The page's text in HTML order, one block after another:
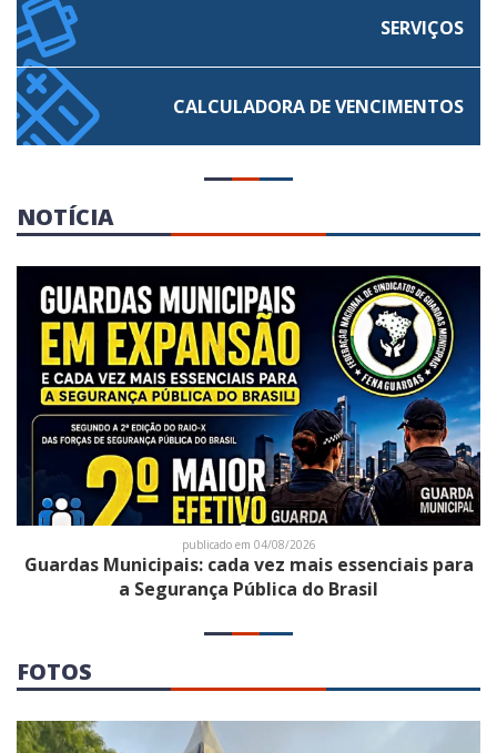
SERVIÇOS
CALCULADORA DE VENCIMENTOS
NOTÍCIA
publicado em 04/08/2026
Guardas Municipais: cada vez mais essenciais para
a Segurança Pública do Brasil
FOTOS